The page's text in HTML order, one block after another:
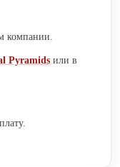
компании.
Pyramids или в